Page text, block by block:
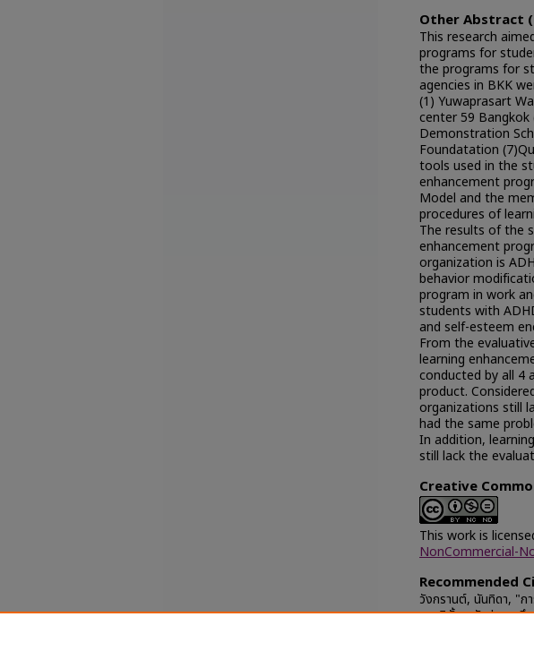
Other Abstract
This research
programs for
the programs for
agencies in BKK
(1) Yuwaprasart
center 59 Bangkok
Demonstration
Foundatation
tools used in the
enhancement
Model and the
procedures of
The results of the
enhancement
organization is
behavior
program in work
students with
and self-esteem
From the
learning
conducted by all 4
product.
organizations still
had the same
In addition,
still lack the
Creative
This work is
NonCommercial-
Recommended
วังกรานต์, นันทิดา, "กา
สมาธิสั้นระดับประถมศึ